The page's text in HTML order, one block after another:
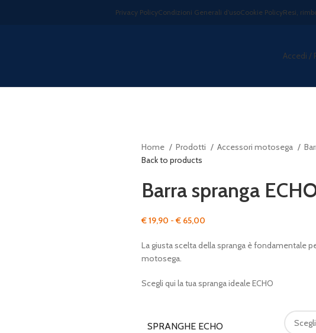
Privacy PolicyCondizioni Generali d’usoCookie PolicyResi,
Accedi /
Home Prodotti Accessori motosega
Back to products
Barra spranga
€19,90 - € 65,00
prezzo:
a
La giusta scelta della spranga è fondamentale
motosega.
Scegli qui la tua spranga ideale ECHO
SPRANGHE ECHO